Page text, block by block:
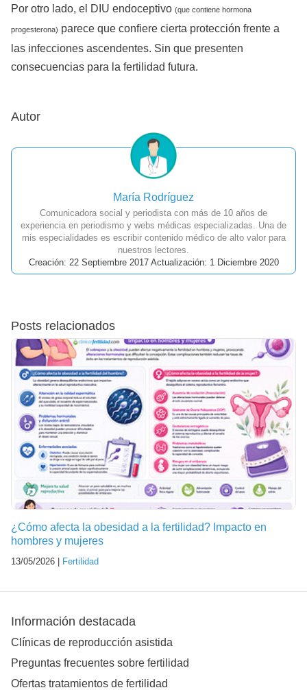
Por otro lado, el DIU endoceptivo (que contiene hormona
progesterona) parece que confiere cierta protección frente a
las infecciones ascendentes. Sin que presenten
consecuencias para la fertilidad futura.
Autor
María Rodríguez
Comunicadora social y periodista con más de 10 años de
experiencia en periodismo y webs médicas especializadas. Una de
mis especialidades es escribir contenido médico de alto valor para
nuestros lectores.
Creación: 22 Septiembre 2017 Actualización: 1 Diciembre 2020
Posts relacionados
¿Cómo afecta la obesidad a la fertilidad? Impacto en
hombres y mujeres
13/05/2026 | Fertilidad
Información destacada
Clínicas de reproducción asistida
Preguntas frecuentes sobre fertilidad
Ofertas tratamientos de fertilidad